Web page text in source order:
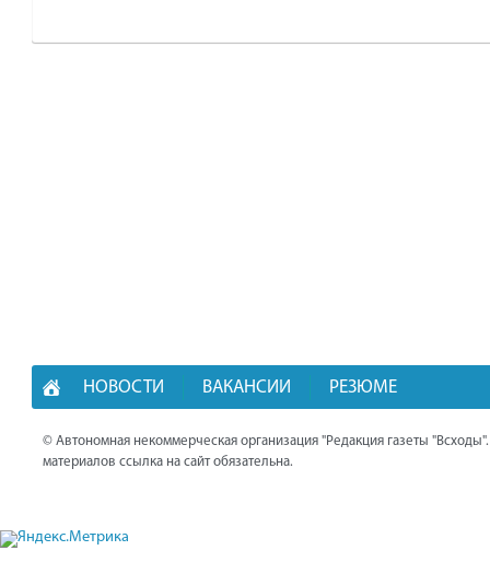
НОВОСТИ ВАКАНСИИ РЕЗЮМЕ
© Автономная некоммерческая организация "Редакция газеты
материалов ссылка на сайт обязательна.